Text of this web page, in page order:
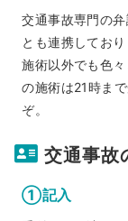
交通事故専門の
とも連携しており
施術以外でも色
の施術は21時ま
ぞ。
交通事故
①記入